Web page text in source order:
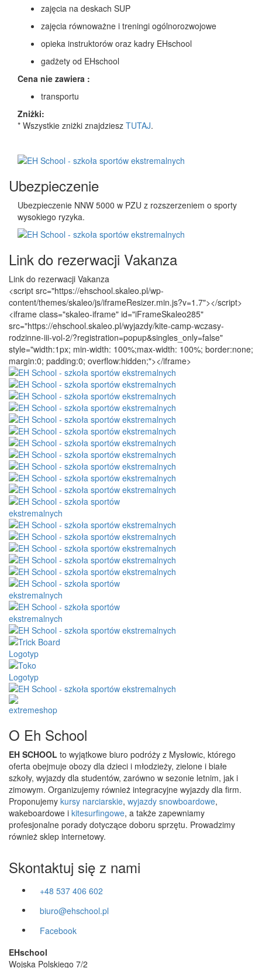
zajęcia na deskach SUP
zajęcia równoważne i treningi ogólnorozwojowe
opieka instruktorów oraz kadry EHschool
gadżety od EHschool
Cena nie zawiera :
transportu
Zniżki:
* Wszystkie zniżki znajdziesz TUTAJ.
Ubezpieczenie
Ubezpieczenie NNW 5000 w PZU z rozszerzeniem o sporty
wysokiego ryzyka.
Link do rezerwacji Vakanza
Link do rezerwacji Vakanza
<script src="https://ehschool.skaleo.pl/wp-
content/themes/skaleo/js/iframeResizer.min.js?v=1.7"></script>
<iframe class="skaleo-iframe" id="iFrameSkaleo285"
src="https://ehschool.skaleo.pl/wyjazdy/kite-camp-wczasy-
rodzinne-iii-vol-2/?registration=popup&singles_only=false"
style="width:1px; min-width: 100%;max-width: 100%; border:none;
margin:0; padding:0; overflow:hidden;"></iframe>
O Eh School
EH SCHOOL to wyjątkowe biuro podróży z Mysłowic, którego
oferta obejmuje obozy dla dzieci i młodzieży, zielone i białe
szkoły, wyjazdy dla studentów, zarówno w sezonie letnim, jak i
zimowym. Organizujemy również integracyjne wyjazdy dla firm.
Proponujemy kursy narciarskie, wyjazdy snowboardowe,
wakeboardowe i kitesurfingowe, a także zapewniamy
profesjonalne porady dotyczące doboru sprzętu. Prowadzimy
również sklep internetowy.
Skontaktuj się z nami
+48 537 406 602
biuro@ehschool.pl
Facebook
EHschool
Wojska Polskiego 7/2